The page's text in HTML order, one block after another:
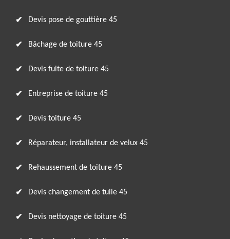
Devis pose de gouttière 45
Bâchage de toiture 45
Devis fuite de toiture 45
Entreprise de toiture 45
Devis toiture 45
Réparateur, installateur de velux 45
Rehaussement de toiture 45
Devis changement de tuile 45
Devis nettoyage de toiture 45